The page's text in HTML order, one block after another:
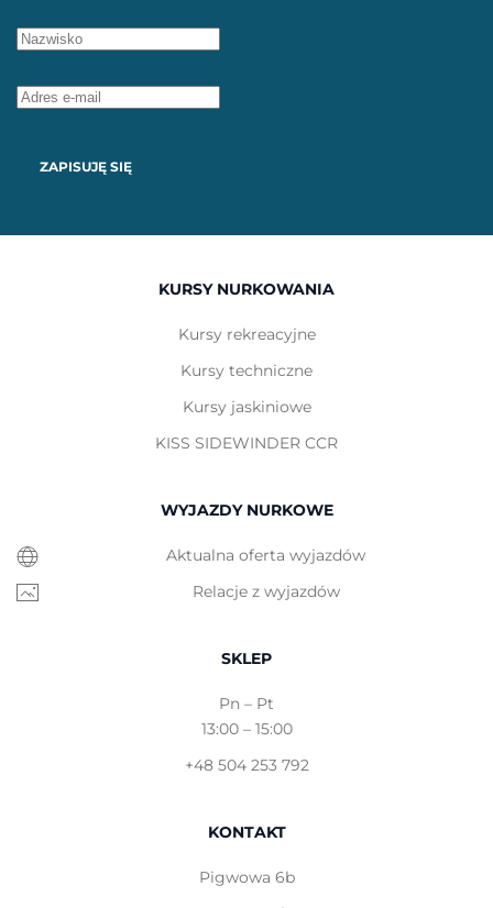
ZAPISUJĘ SIĘ
KURSY NURKOWANIA
Kursy rekreacyjne
Kursy techniczne
Kursy jaskiniowe
KISS SIDEWINDER CCR
WYJAZDY NURKOWE
Aktualna oferta wyjazdów
Relacje z wyjazdów
SKLEP
Pn – Pt
13:00 – 15:00
+48 504 253 792
KONTAKT
Pigwowa 6b